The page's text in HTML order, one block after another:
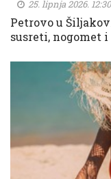
25. lipnja 2026. 12:30
Petrovo u
susreti, nogomet i